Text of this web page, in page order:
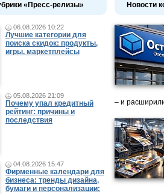
«Пресс-релизы»
06.08.2026 10:22
Лучшие категории для
поиска скидок: продукты,
игры, маркетплейсы
05.08.2026 21:09
Почему упал кредитный
рейтинг: причины и
последствия
04.08.2026 15:47
Фирменные календари для
бизнеса: тренды дизайна,
бумаги и персонализации:
Новости
– и